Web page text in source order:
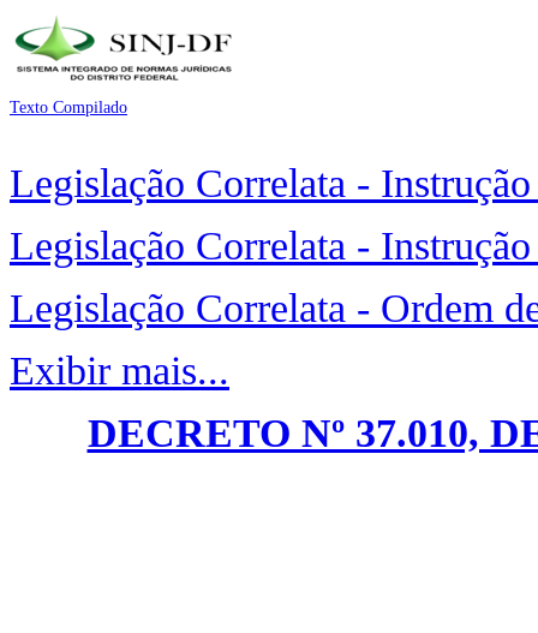
Texto Compilado
Legislação Correlata -
Legislação Correlata -
Legislação Correlata - Ordem
Exibir mais...
DECRETO Nº 37.010,